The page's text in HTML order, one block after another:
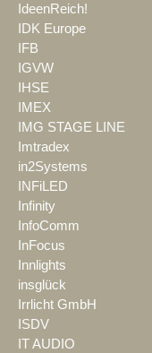
IdeenReich!
IDK Europe
IFB
IGVW
IHSE
IMEX
IMG STAGE LINE
Imtradex
in2Systems
INFiLED
Infinity
InfoComm
InFocus
Innlights
insglück
Irrlicht GmbH
ISDV
IT AUDIO